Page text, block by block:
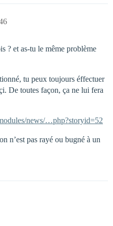
? et as-tu le même problème
tu peux toujours éffectuer
De toutes façon, ça ne lui fera
news/…php?storyid=52
n’est pas rayé ou bugné à un